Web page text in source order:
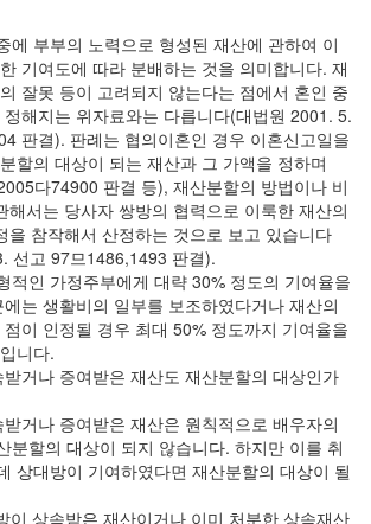
에 부부의 노력으로 형성된 재산에 관하여 이
기여도에 따라 분배하는 것을 의미합니다. 재
잘못 등이 고려되지 않는다는 점에서 혼인 중
해지는 위자료와는 다릅니다(대법원 2001. 5.
판결). 판례는 협의이혼인 경우 이혼신고일을
할의 대상이 되는 재산과 그 가액을 정하며
다74900 판결 등), 재산분할의 방법이나 비
해서는 당사자 쌍방의 협력으로 이룩한 재산의
을 참작해서 산정하는 것으로 보고 있습니다
선고 97므1486,1493 판결).
적인 가정주부에게 대략 30% 정도의 기여율을
는 생활비의 일부를 보조하였다거나 재산의
이 인정될 경우 최대 50% 정도까지 기여율을
니다.
거나 증여받은 재산도 재산분할의 대상인가
거나 증여받은 재산은 원칙적으로 배우자의
분할의 대상이 되지 않습니다. 하지만 이를 취
상대방이 기여하였다면 재산분할의 대상이 될
이 상속받은 재산이거나 이미 처분한 상속재산